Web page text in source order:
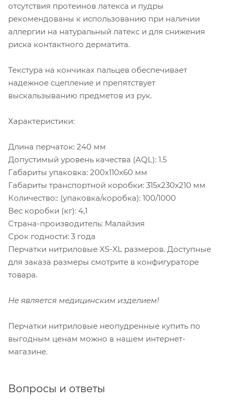
отсутствия протеинов латекса и пудры
рекомендованы к использованию при наличии
аллергии на натуральный латекс и для снижения
риска контактного дерматита.
Текстура на кончиках пальцев обеспечивает
надежное сцепление и препятствует
выскальзыванию предметов из рук.
Характеристики:
Длина перчаток: 240 мм
Допустимый уровень качества (AQL): 1.5
Габариты упаковка: 200x110x60 мм
Габариты транспортной коробки: 315x230x210 мм
Количество:: (упаковка/коробка): 100/1000
Вес коробки (кг): 4,1
Страна-производитель: Малайзия
Срок годности: 3 года
Перчатки нитриловые XS-XL размеров. Доступные
для заказа размеры смотрите в конфигураторе
товара.
Не является медицинским изделием!
Перчатки нитриловые неопудренные купить по
выгодным ценам можно в нашем интернет-
магазине.
Вопросы и ответы